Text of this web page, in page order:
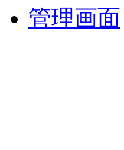
管理画面